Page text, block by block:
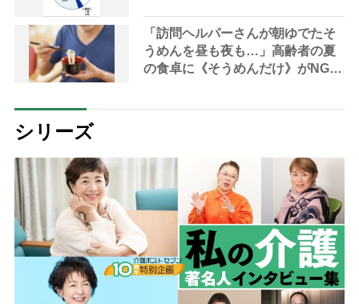
「訪問ヘルパーさんが朝ゆでたそ
うめんを昼も夜も…」高齢者の夏
の食卓に《そうめんだけ》がNGな
シリーズ